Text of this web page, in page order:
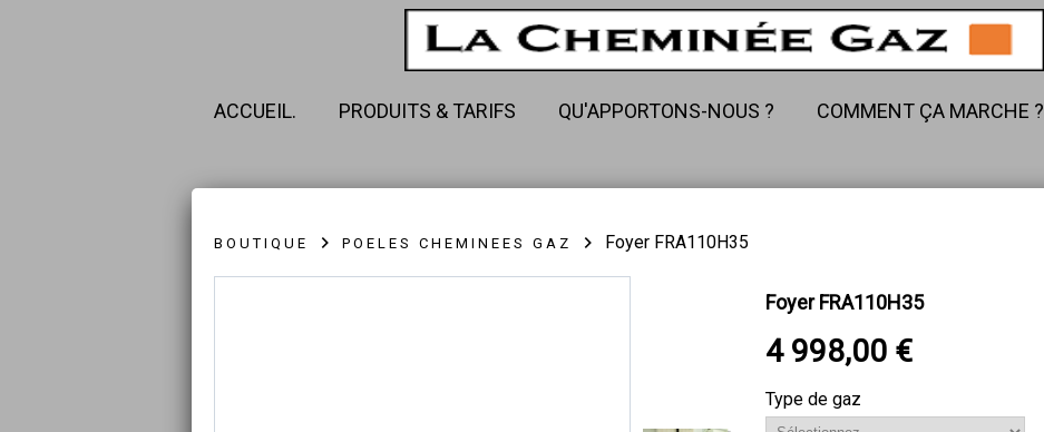
ACCUEIL. PRODUITS & TARIFS QU'APPORTONS-NOUS ? COMMENT ÇA MARCHE ?
BOUTIQUE POELES CHEMINEES GAZ Foyer FRA110H35
Foyer FRA110H35
4 998,00 €
Type de gaz